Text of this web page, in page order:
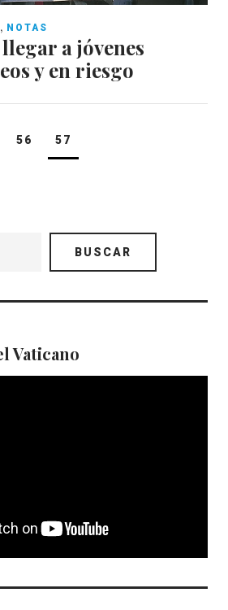
, NOTAS
a jóvenes
y en riesgo
56 57
BUSCAR
Vaticano